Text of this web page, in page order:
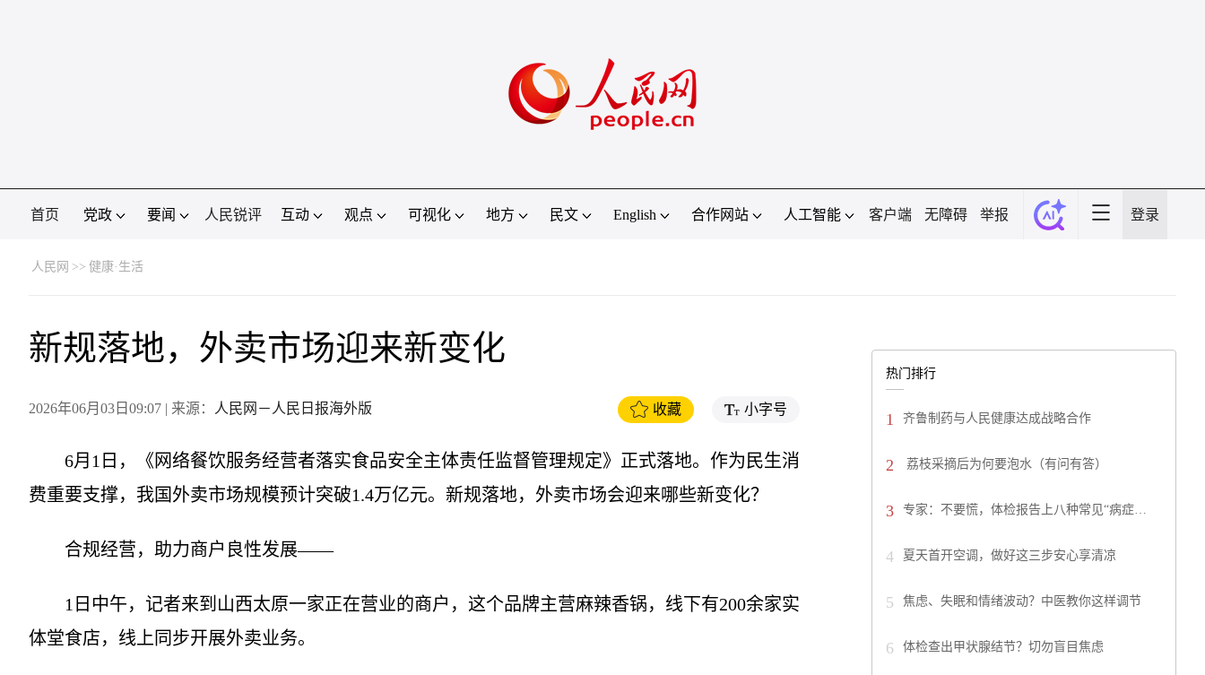
首页 党政 要闻 人民锐评 互动 观点 可视化 地方 民文 English 合作网站 人工智能 客户端 无障碍 举报 登录
人民网 >> 健康·生活
新规落地，外卖市场迎来新变化
2026年06月03日09:07 | 来源： 人民网－人民日报海外版 收藏 小字号
6月1日，《网络餐饮服务经营者落实食品安全主体责任监督管理规定》正式落地。作为民生消
费重要支撑，我国外卖市场规模预计突破1.4万亿元。新规落地，外卖市场会迎来哪些新变化？
合规经营，助力商户良性发展——
1日中午，记者来到山西太原一家正在营业的商户，这个品牌主营麻辣香锅，线下有200余家实
体堂食店，线上同步开展外卖业务。
热门排行
1 齐鲁制药与人民健康达成战略合作
2 荔枝采摘后为何要泡水（有问有答）
3 专家：不要慌，体检报告上八种常见“病症…
4 夏天首开空调，做好这三步安心享清凉
5 焦虑、失眠和情绪波动？中医教你这样调节
6 体检查出甲状腺结节？切勿盲目焦虑